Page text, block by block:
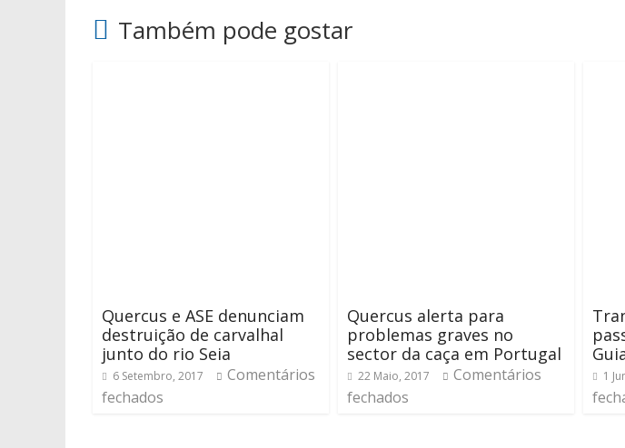
Também pode gostar
Quercus e ASE denunciam
destruição de carvalhal
junto do rio Seia
6 Setembro, 2017
Comentários
fechados
Quercus alerta para
problemas graves no
sector da caça em Portugal
22 Maio, 2017
Comentários
fechados
1